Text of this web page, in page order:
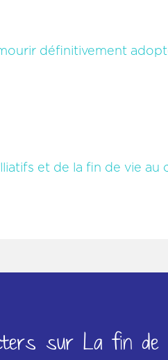
définitivement
et de la fin de vie au
sur La fin de